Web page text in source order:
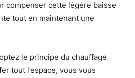
compenser cette légère baisse
tout en maintenant une
le principe du chauffage
tout l’espace, vous vous